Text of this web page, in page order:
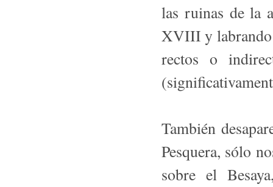
las ruinas de la
XVIII y labrando
rectos o
También
Pesquera, sólo
sobre el